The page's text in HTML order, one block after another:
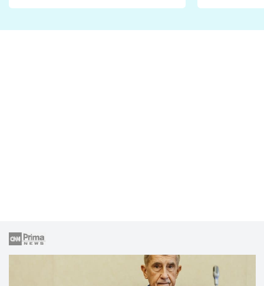
Proč je podle nich falešná a
fanoušci